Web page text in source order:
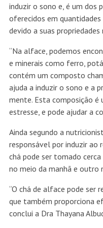
induzir o sono e, é um dos
oferecidos em
devido a suas propriedades
“Na alface, podemos
e minerais como ferro,
contém um composto
ajuda a induzir o sono e a
mente. Esta composição
estresse, e pode ajudar a
Ainda segundo a
responsável por induzir ao
chá pode ser tomado
no meio da manhã e outro
“O chá de alface pode ser
que também proporciona
conclui a Dra Thayana